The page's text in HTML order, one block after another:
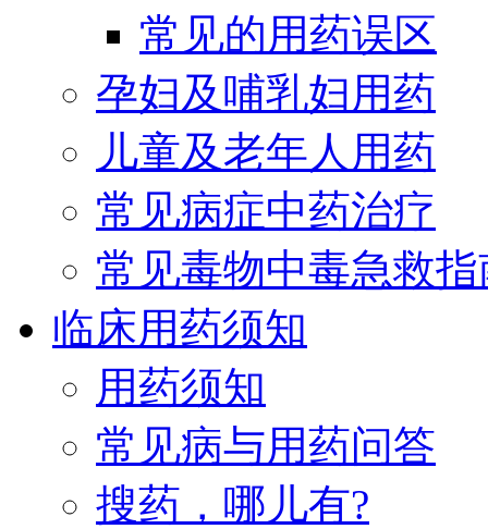
常见的用药误区
孕妇及哺乳妇用药
儿童及老年人用药
常见病症中药治疗
常见毒物中毒急救指
临床用药须知
用药须知
常见病与用药问答
搜药，哪儿有?